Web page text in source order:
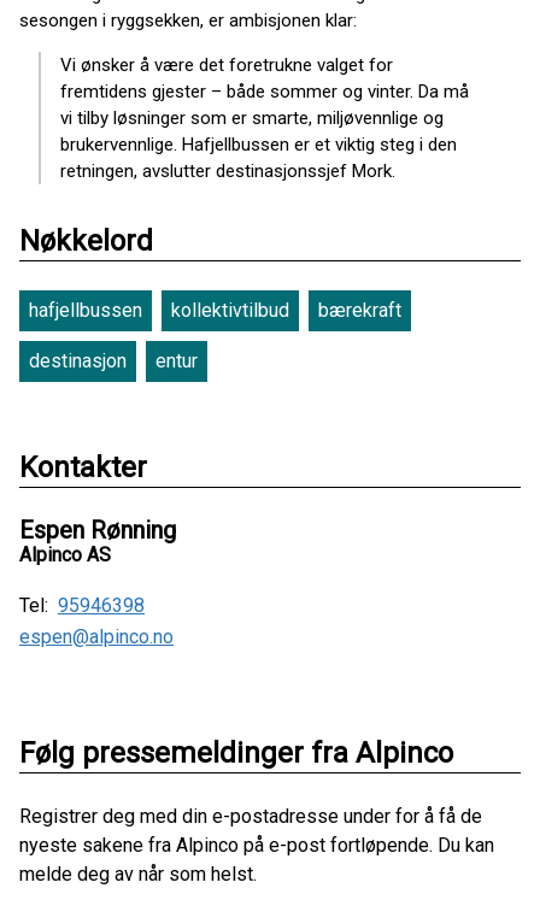
sesongen i ryggsekken, er ambisjonen klar:
Vi ønsker å være det foretrukne valget for
fremtidens gjester – både sommer og vinter. Da må
vi tilby løsninger som er smarte, miljøvennlige og
brukervennlige. Hafjellbussen er et viktig steg i den
retningen, avslutter destinasjonssjef Mork.
Nøkkelord
hafjellbussen kollektivtilbud bærekraft
destinasjon entur
Kontakter
Espen Rønning
Alpinco AS
Tel: 95946398
espen@alpinco.no
Følg pressemeldinger fra Alpinco
Registrer deg med din e-postadresse under for å få de
nyeste sakene fra Alpinco på e-post fortløpende. Du kan
melde deg av når som helst.